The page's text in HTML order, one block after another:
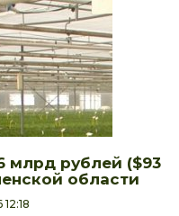
млрд рублей ($93
области